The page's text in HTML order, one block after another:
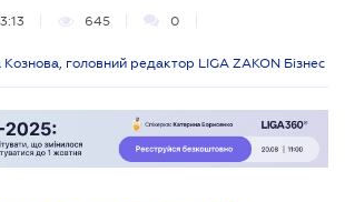
645 0
головний редактор LIGA ZAKON Бізнес